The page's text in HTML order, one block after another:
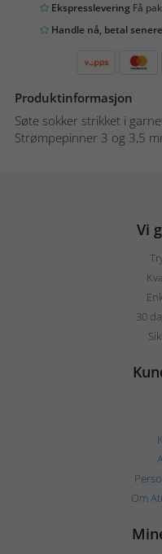
Ekspresslevering Få
Handle nå, betal senere
Produktinformasjon
Søte sokker strikket i
Strømpepinner 3 og 3,5
Vi
30
Om